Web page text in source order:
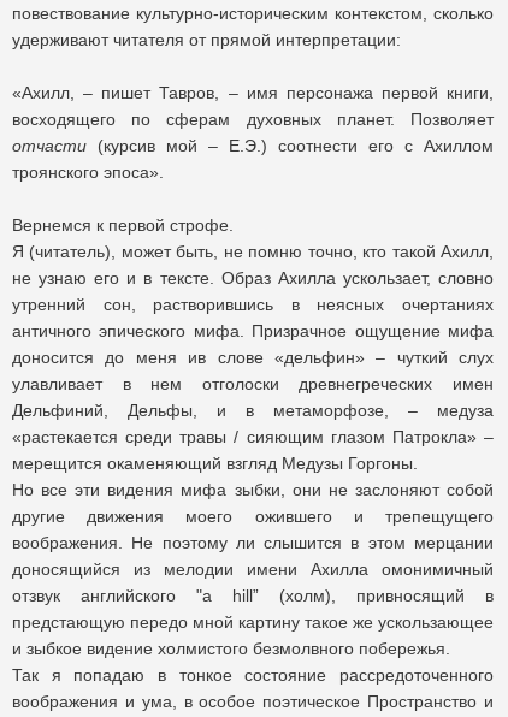
повествование культурно-историческим контекстом, сколько
удерживают читателя от прямой интерпретации:
«Ахилл, – пишет Тавров, – имя персонажа первой книги,
восходящего по сферам духовных планет. Позволяет
отчасти (курсив мой – Е.Э.) соотнести его с Ахиллом
троянского эпоса».
Вернемся к первой строфе.
Я (читатель), может быть, не помню точно, кто такой Ахилл,
не узнаю его и в тексте. Образ Ахилла ускользает, словно
утренний сон, растворившись в неясных очертаниях
античного эпического мифа. Призрачное ощущение мифа
доносится до меня ив слове «дельфин»– чуткий слух
улавливает в нем отголоски древнегреческих имен
Дельфиний, Дельфы, и в метаморфозе, – медуза
«растекается среди травы / сияющим глазом Патрокла» –
мерещится окаменяющий взгляд Медузы Горгоны.
Но все эти видения мифа зыбки, они не заслоняют собой
другие движения моего ожившего и трепещущего
воображения. Не поэтому ли слышится в этом мерцании
доносящийся из мелодии имени Ахилла омонимичный
отзвук английского "a hill” (холм), привносящий в
предстающую передо мной картину такое же ускользающее
и зыбкое видение холмистого безмолвного побережья.
Так я попадаю в тонкое состояние рассредоточенного
воображения и ума, в особое поэтическое Пространство и